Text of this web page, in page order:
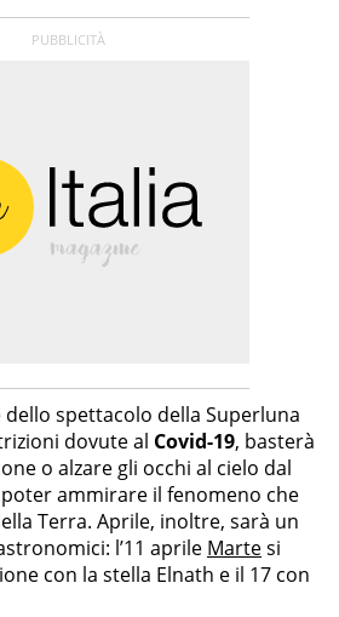
spettacolo della Superluna
dovute al Covid-19, basterà
o alzare gli occhi al cielo dal
ammirare il fenomeno che
Terra. Aprile, inoltre, sarà un
l’11 aprile Martesi
con la stella Elnath e il 17 con